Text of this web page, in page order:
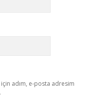
adım, e-posta adresim